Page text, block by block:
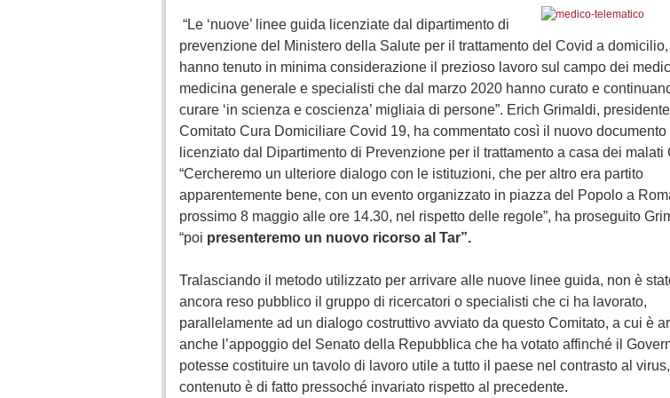
“Le ‘nuove’ linee guida licenziate dal dipartimento di
prevenzione del Ministero della Salute per il trattamento del Covid a
hanno tenuto in minima considerazione il prezioso lavoro sul campo dei
medicina generale e specialisti che dal marzo 2020 hanno curato e
curare ‘in scienza e coscienza’ migliaia di persone”. Erich Grimaldi,
Comitato Cura Domiciliare Covid 19, ha commentato così il nuovo documento
licenziato dal Dipartimento di Prevenzione per il trattamento a casa dei malati
“Cercheremo un ulteriore dialogo con le istituzioni, che per altro era partito
apparentemente bene, con un evento organizzato in piazza del Popolo a
prossimo 8 maggio alle ore 14.30, nel rispetto delle regole”, ha proseguito
“poi presenteremo un nuovo ricorso al Tar”.
Tralasciando il metodo utilizzato per arrivare alle nuove linee guida, non è
ancora reso pubblico il gruppo di ricercatori o specialisti che ci ha lavorato,
parallelamente ad un dialogo costruttivo avviato da questo Comitato, a cui è
anche l’appoggio del Senato della Repubblica che ha votato affinché il
potesse costituire un tavolo di lavoro utile a tutto il paese nel contrasto al virus,
contenuto è di fatto pressoché invariato rispetto al precedente.